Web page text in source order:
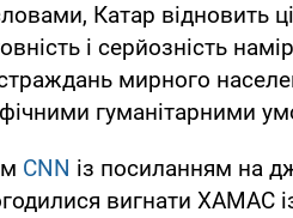
Катар відновить
і серйозність
мирного
гуманітарними
CNN із посиланням на
вигнати ХАМАС